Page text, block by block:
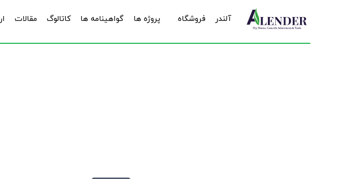
آلندر فروشگاه پروژه ها گواهینامه ها کاتالوگ مقالات